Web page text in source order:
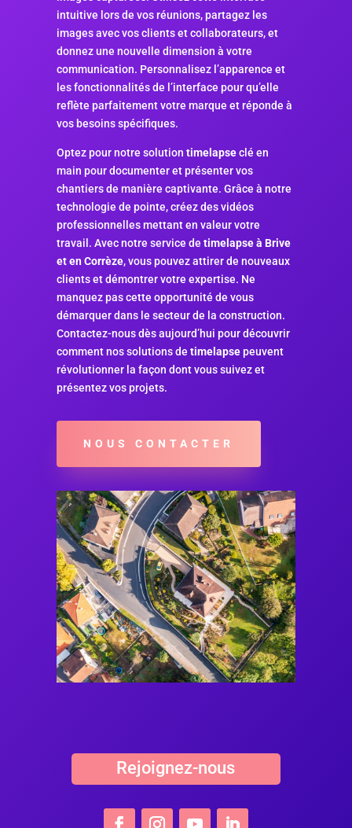
intuitive lors de vos réunions, partagez les
images avec vos clients et collaborateurs, et
donnez une nouvelle dimension à votre
communication. Personnalisez l’apparence et
les fonctionnalités de l’interface pour qu’elle
reflète parfaitement votre marque et réponde à
vos besoins spécifiques.
Optez pour notre solution timelapseclé en
main pour documenter et présenter vos
chantiers de manière captivante. Grâce à notre
technologie de pointe, créez des vidéos
professionnelles mettant en valeur votre
travail. Avec notre service de timelapse à Brive
et en Corrèze, vous pouvez attirer de nouveaux
clients et démontrer votre expertise. Ne
manquez pas cette opportunité de vous
démarquer dans le secteur de la construction.
Contactez-nous dès aujourd’hui pour découvrir
comment nos solutions de timelapsepeuvent
révolutionner la façon dont vous suivez et
présentez vos projets.
NOUS CONTACTER
Rejoignez-nous